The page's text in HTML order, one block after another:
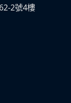
2號4樓